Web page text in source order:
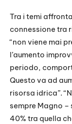
Tra i temi
connessione tra
“non viene mai
l’aumento
periodo,
Questo va ad
risorsa idrica”.
sempre Magno
40% tra quella